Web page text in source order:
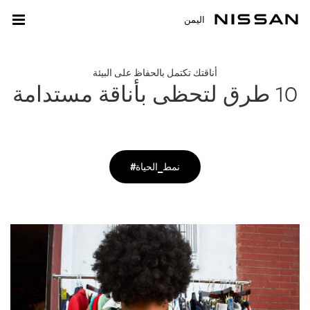
اليمن
أناقتك تكتمل بالحفاظ على البيئة
10 طرق لتحظى بأناقة مستدامة
#نمط_الحياة